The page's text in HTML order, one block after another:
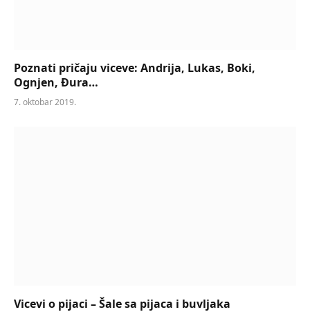
Poznati pričaju viceve: Andrija, Lukas, Boki,
Ognjen, Đura…
7. oktobar 2019.
Vicevi o pijaci – Šale sa pijaca i buvljaka